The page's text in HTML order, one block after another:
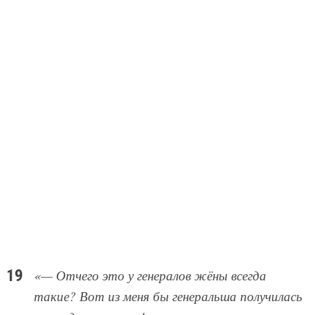
«— Отчего это у генералов жёны всегда
такие? Вот из меня бы генеральша получилась